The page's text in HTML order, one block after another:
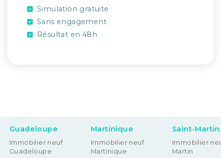
Simulation gratuite
Sans engagement
Résultat en 48h
Guadeloupe
Immobilier neuf
Guadeloupe
Martinique
Immobilier neuf
Martinique
Saint-Martin
Immobilier
Martin